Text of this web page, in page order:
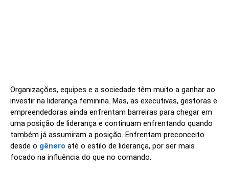
Organizações, equipes e a sociedade têm muito a ganhar ao
investir na liderança feminina. Mas, as executivas, gestoras e
empreendedoras ainda enfrentam barreiras para chegar em
uma posição de liderança e continuam enfrentando quando
também já assumiram a posição. Enfrentam preconceito
desde o gênero até o estilo de liderança, por ser mais
focado na influência do que no comando.